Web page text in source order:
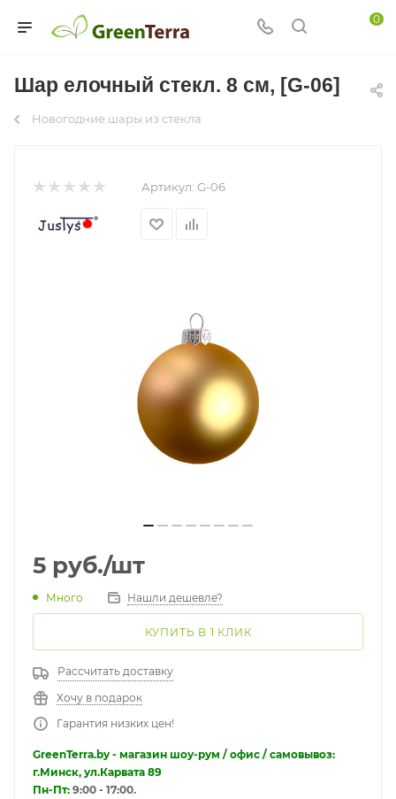
0
Шар елочный стекл. 8 см, [G-06]
Новогодние шары из стекла
Артикул: G-06
5 руб./шт
Много Нашли дешевле?
КУПИТЬ В 1 КЛИК
Рассчитать доставку
Хочу в подарок
Гарантия низких цен!
GreenTerra.by - магазин шоу-рум / офис / самовывоз:
г.Минск, ул.Карвата 89
Пн-Пт: 9:00 - 17:00.